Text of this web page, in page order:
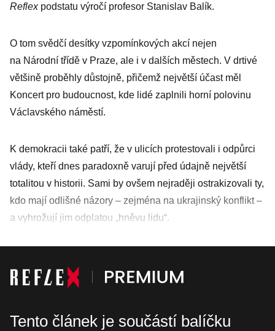
Reflexpodstatu výročí profesor Stanislav Balík.
O tom svědčí desítky vzpomínkových akcí nejen
na Národní třídě v Praze, ale i v dalších městech. V drtivé
většině proběhly důstojně, přičemž největší účast měl
Koncert pro budoucnost, kde lidé zaplnili horní polovinu
Václavského náměstí.
K demokracii také patří, že v ulicích protestovali i odpůrci
vlády, kteří dnes paradoxně varují před údajně největší
totalitou v historii. Sami by ovšem nejraději ostrakizovali ty,
kdo mají odlišné názory – zejména na ukrajinský konflikt –
a vyhrožují jim odplatou „hněvu lidu“.
Tento článek je součástí balíčku